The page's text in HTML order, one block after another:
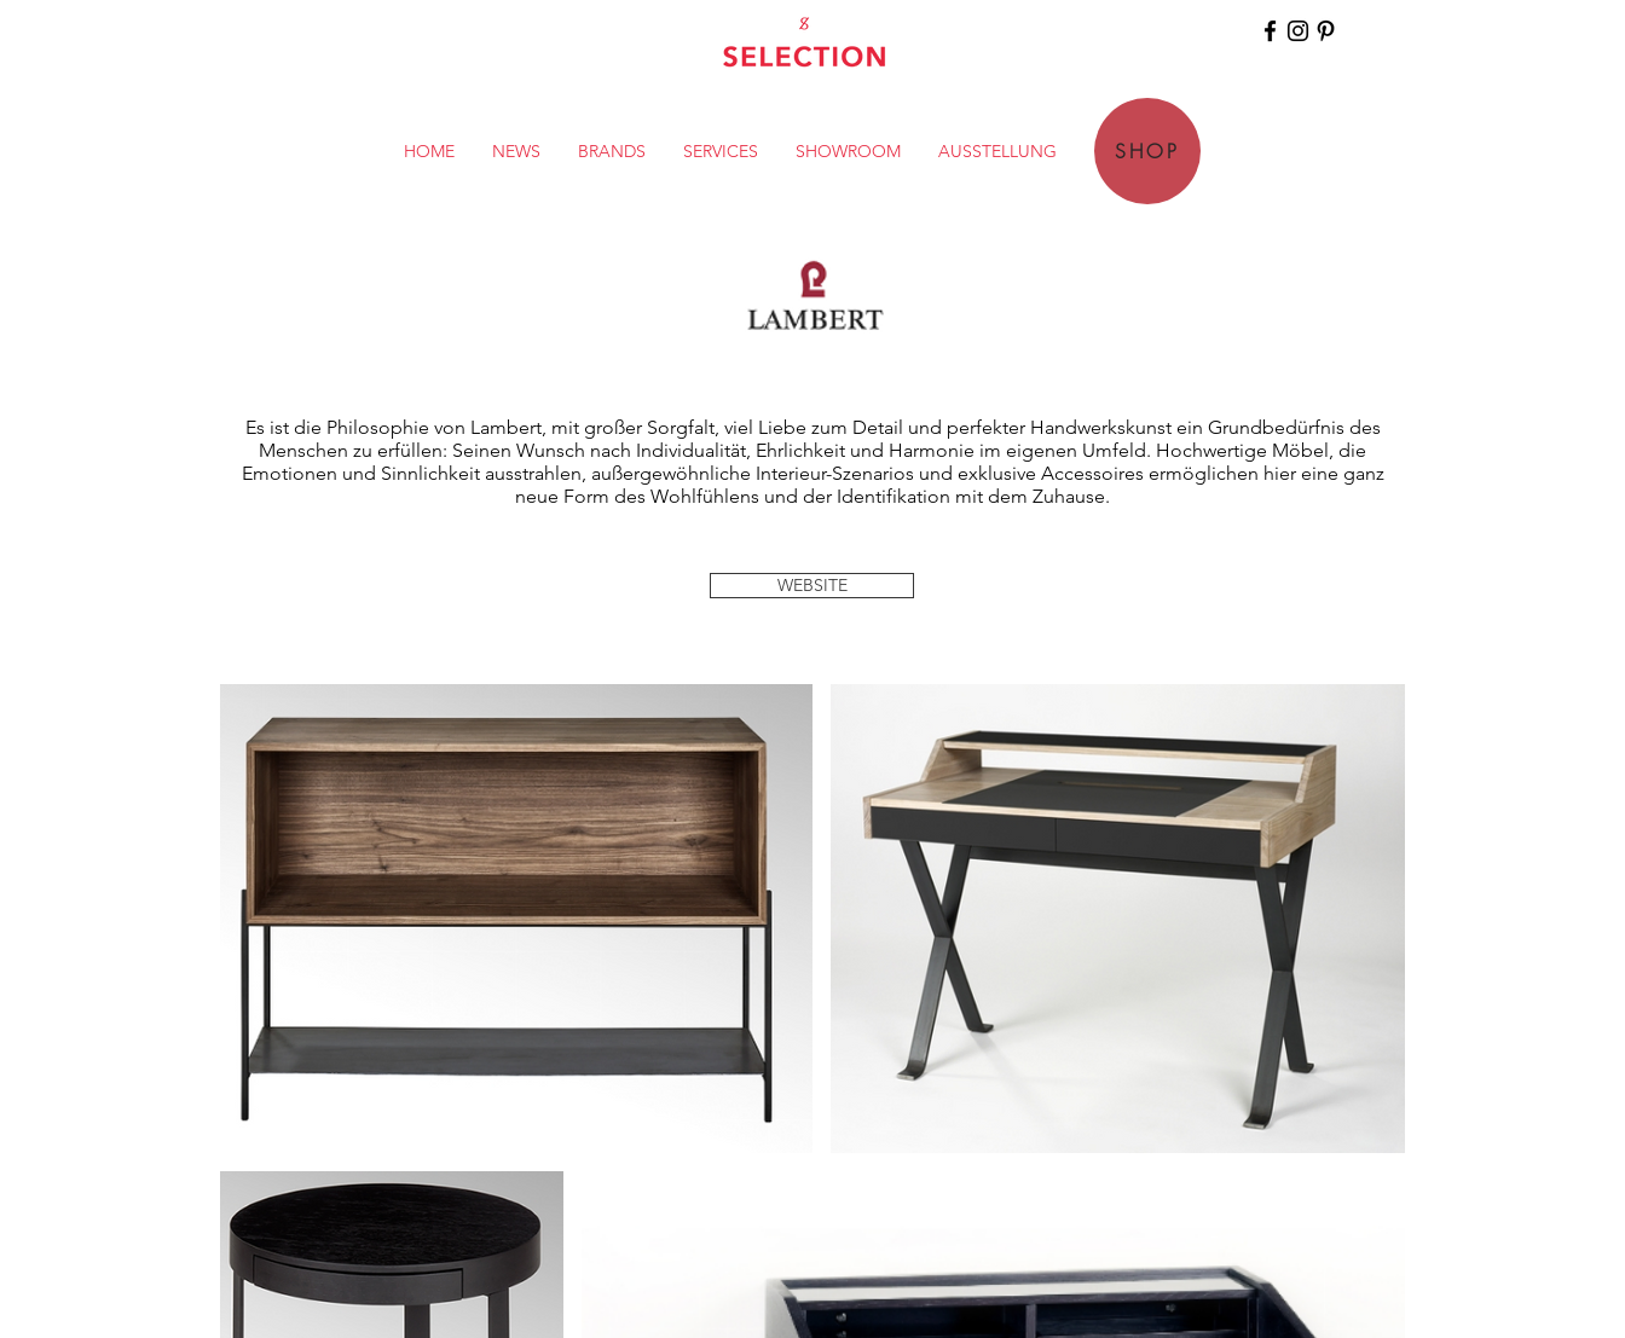
HOME NEWS BRANDS SERVICES SHOWROOM AUSSTELLUNG SHOP
Es ist die Philosophie von Lambert, mit großer Sorgfalt, viel Liebe zum Detail und perfekter Handwerkskunst ein Grundbedürfnis des
Menschen zu erfüllen: Seinen Wunsch nach Individualität, Ehrlichkeit und Harmonie im eigenen Umfeld. Hochwertige Möbel, die
Emotionen und Sinnlichkeit ausstrahlen, außergewöhnliche Interieur-Szenarios und exklusive Accessoires ermöglichen hier eine ganz
neue Form des Wohlfühlens und der Identifikation mit dem Zuhause.
WEBSITE